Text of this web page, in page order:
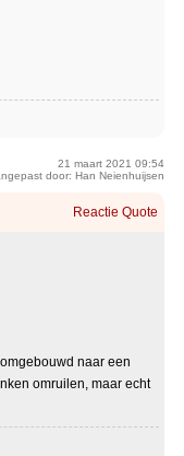
21 maart 2021 09:54
door: Han Neienhuijsen
Reactie Quote
naar een
omruilen, maar echt